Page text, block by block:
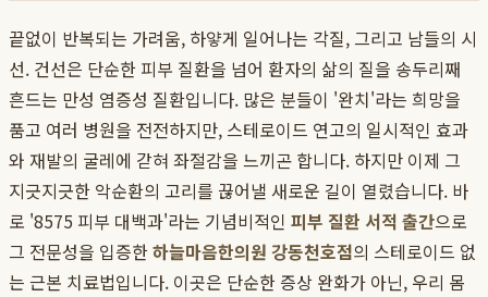
끝없이 반복되는 가려움, 하얗게 일어나는 각질, 그리고 남들의 시
선. 건선은 단순한 피부 질환을 넘어 환자의 삶의 질을 송두리째
흔드는 만성 염증성 질환입니다. 많은 분들이 '완치'라는 희망을
품고 여러 병원을 전전하지만, 스테로이드 연고의 일시적인 효과
와 재발의 굴레에 갇혀 좌절감을 느끼곤 합니다. 하지만 이제 그
지긋지긋한 악순환의 고리를 끊어낼 새로운 길이 열렸습니다. 바
로 '8575 피부 대백과'라는 기념비적인 피부 질환 서적 출간으로
그 전문성을 입증한하늘마음한의원 강동천호점의 스테로이드 없
는 근본 치료법입니다. 이곳은 단순한 증상 완화가 아닌, 우리 몸